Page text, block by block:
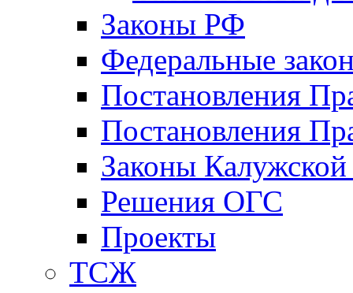
Законы РФ
Федеральные
Постановления
Постановления
Законы Калужской
Решения ОГС
Проекты
ТСЖ